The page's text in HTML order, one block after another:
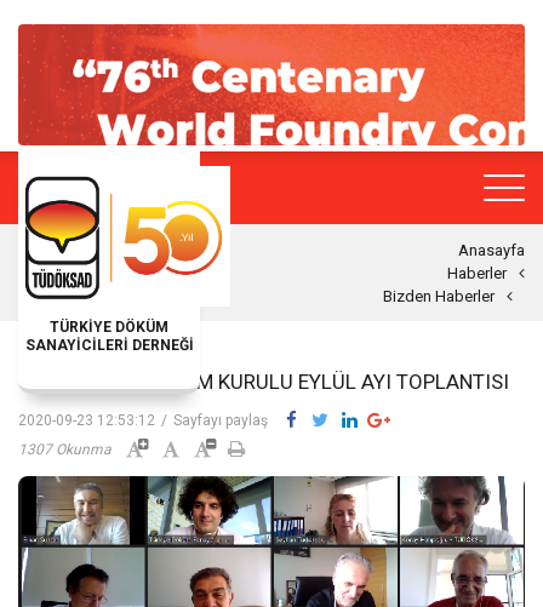
TÜRKİYE DÖKÜM
SANAYİCİLERİ DERNEĞİ
Anasayfa
Haberler
Bizden Haberler
TÜDÖKSAD YÖNETIM KURULU EYLÜL AYI TOPLANTISI
2020-09-23 12:53:12 / Sayfayı paylaş
1307 Okunma